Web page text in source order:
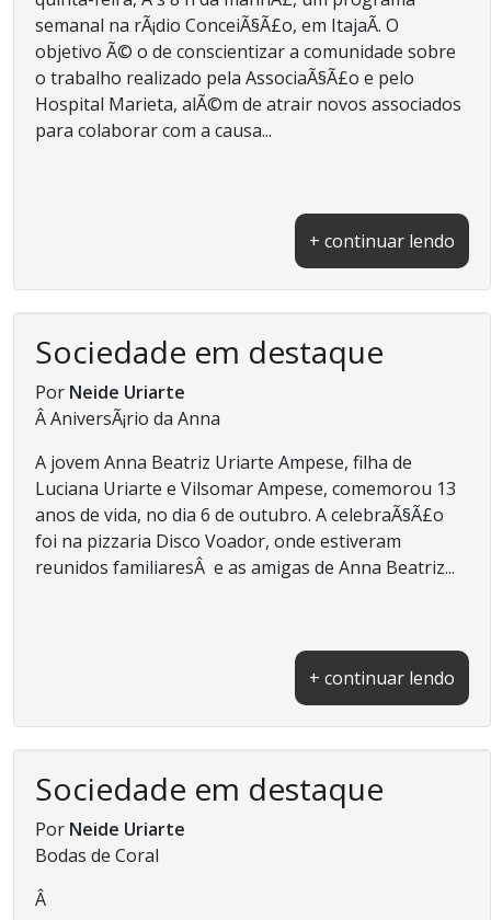
semanal na rÃ¡dio ConceiÃ§Ã£o, em ItajaÃ­. O
objetivo Ã© o de conscientizar a comunidade sobre
o trabalho realizado pela AssociaÃ§Ã£o e pelo
Hospital Marieta, alÃ©m de atrair novos associados
para colaborar com a causa...
+ continuar lendo
Sociedade em destaque
Por Neide Uriarte
Â AniversÃ¡rio da Anna
A jovem Anna Beatriz Uriarte Ampese, filha de
Luciana Uriarte e Vilsomar Ampese, comemorou 13
anos de vida, no dia 6 de outubro. A celebraÃ§Ã£o
foi na pizzaria Disco Voador, onde estiveram
reunidos familiaresÂ e as amigas de Anna Beatriz...
+ continuar lendo
Sociedade em destaque
Por Neide Uriarte
Bodas de Coral
Â